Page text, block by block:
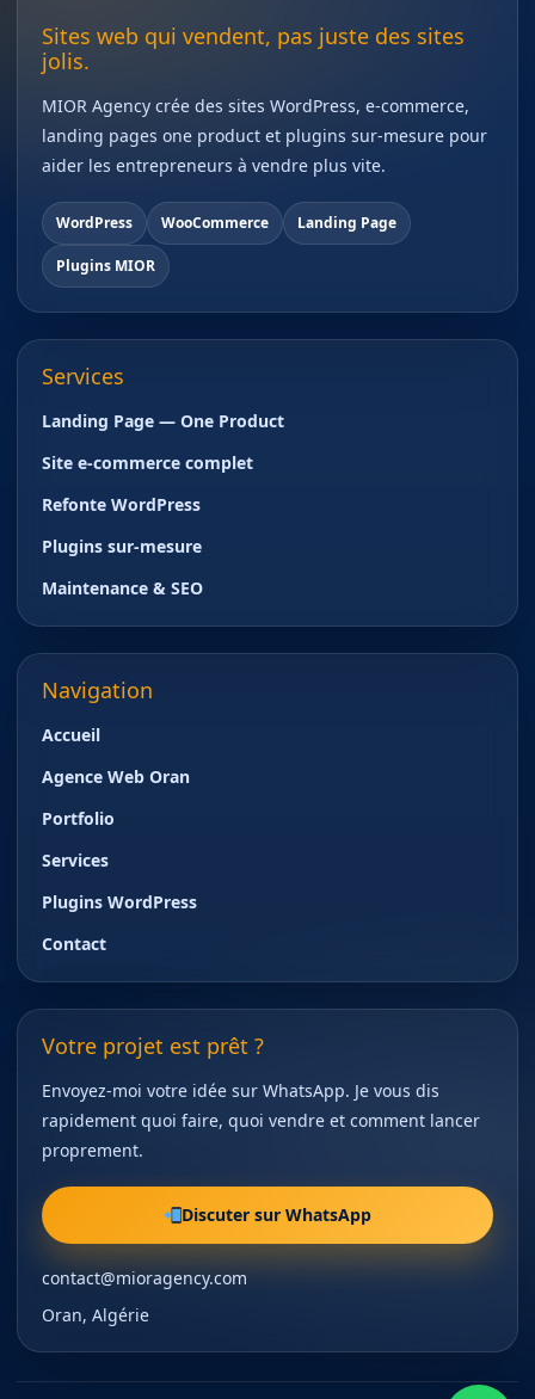
Sites web qui vendent, pas juste des sites
jolis.
MIOR Agency crée des sites WordPress, e-commerce,
landing pages one product et plugins sur-mesure pour
aider les entrepreneurs à vendre plus vite.
WordPress WooCommerce Landing Page
Plugins MIOR
Services
Landing Page — One Product
Site e-commerce complet
Refonte WordPress
Plugins sur-mesure
Maintenance & SEO
Navigation
Accueil
Agence Web Oran
Portfolio
Services
Plugins WordPress
Contact
Votre projet est prêt ?
Envoyez-moi votre idée sur WhatsApp. Je vous dis
rapidement quoi faire, quoi vendre et comment lancer
proprement.
Discuter sur WhatsApp
contact@mioragency.com
Oran, Algérie